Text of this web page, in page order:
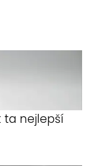
ta nejlepší